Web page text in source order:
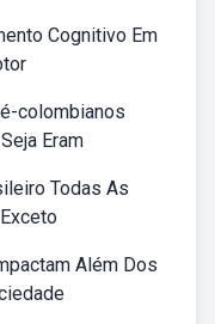
Cognitivo Em
colombianos
Eram
Todas As
Além Dos